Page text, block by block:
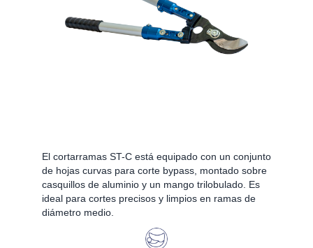
El cortarramas ST-C está equipado con un conjunto
de hojas curvas para corte bypass, montado sobre
casquillos de aluminio y un mango trilobulado. Es
ideal para cortes precisos y limpios en ramas de
diámetro medio.